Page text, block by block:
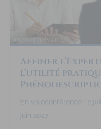
Affiner
l’utilité
En visioconférence : 2
juin 2027